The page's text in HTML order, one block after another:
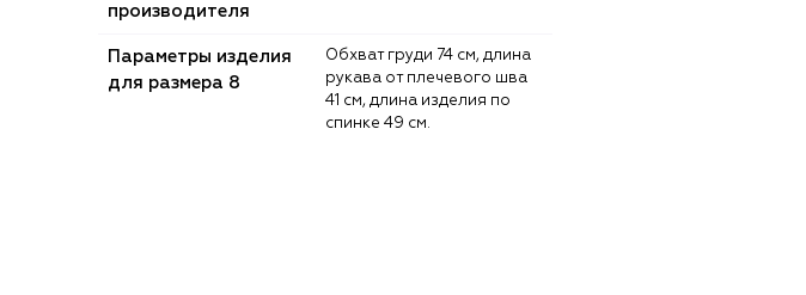
производителя
Параметры изделия
для размера 8
Обхват груди 74 см, длина
рукава от плечевого шва
41 см, длина изделия по
спинке 49 см.